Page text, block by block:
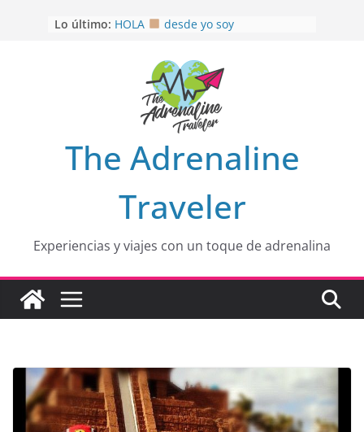
Lo último: HOLA
desde yo soy
EL SENDERO DEL CACAO: Excelente
opción
HOSPEDAJE AL NATURALSHH !!
OTRA PERSPECTIVA de RÍO EL
MULITO!
The Adrenaline
Traveler
Experiencias y viajes con un toque de adrenalina